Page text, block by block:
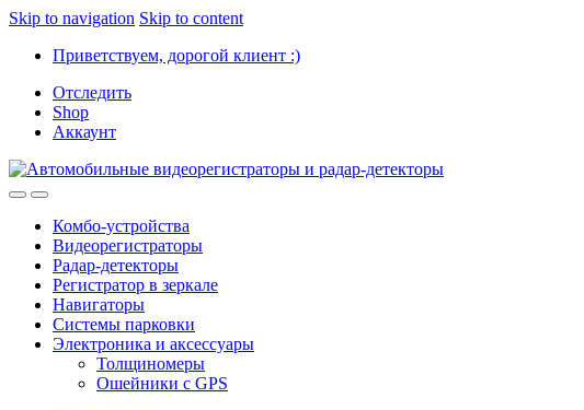
Skip to navigation Skip to content
Приветствуем, дорогой клиент :)
Отследить
Shop
Аккаунт
Комбо-устройства
Видеорегистраторы
Радар-детекторы
Регистратор в зеркале
Навигаторы
Системы парковки
Электроника и аксессуары
Толщиномеры
Ошейники с GPS